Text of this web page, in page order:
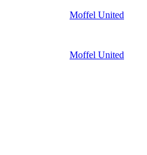
Moffel United
Moffel United